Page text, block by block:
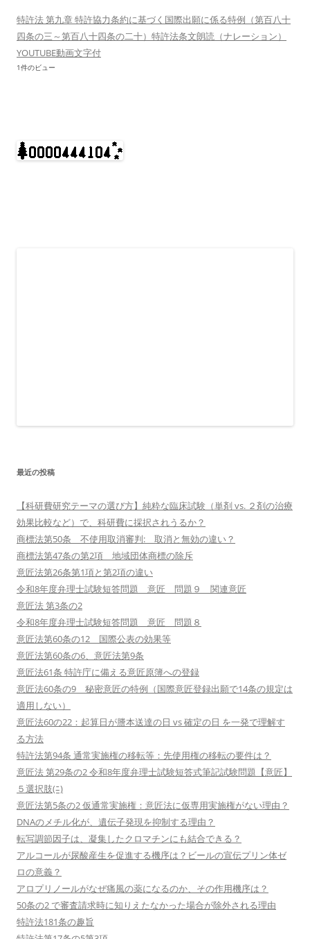
特許法 第九章 特許協力条約に基づく国際出願に係る特例（第百八十
四条の三～第百八十四条の二十）特許法条文朗読（ナレーション）
YOUTUBE動画文字付
1件のビュー
最近の投稿
【科研費研究テーマの選び方】純粋な臨床試験（単剤 vs. ２剤の治療
効果比較など）で、科研費に採択されうるか？
商標法第50条 不使用取消審判: 取消と無効の違い？
商標法第47条の第2項 地域団体商標の除斥
意匠法第26条第1項と第2項の違い
令和8年度弁理士試験短答問題 意匠 問題９ 関連意匠
意匠法 第3条の2
令和8年度弁理士試験短答問題 意匠 問題８
意匠法第60条の12 国際公表の効果等
意匠法第60条の6、意匠法第9条
意匠法61条 特許庁に備える意匠原簿への登録
意匠法60条の9 秘密意匠の特例（国際意匠登録出願で14条の規定は
適用しない）
意匠法60の22：起算日が謄本送達の日 vs 確定の日 を一発で理解す
る方法
特許法第94条 通常実施権の移転等：先使用権の移転の要件は？
意匠法 第29条の2 令和8年度弁理士試験短答式筆記試験問題【意匠】
５選択肢(ﾆ)
意匠法第5条の2 仮通常実施権：意匠法に仮専用実施権がない理由？
DNAのメチル化が、遺伝子発現を抑制する理由？
転写調節因子は、凝集したクロマチンにも結合できる？
アルコールが尿酸産生を促進する機序は？ビールの宣伝プリン体ゼ
ロの意義？
アロプリノールがなぜ痛風の薬になるのか、その作用機序は？
50条の2 で審査請求時に知りえたなかった場合が除外される理由
特許法181条の趣旨